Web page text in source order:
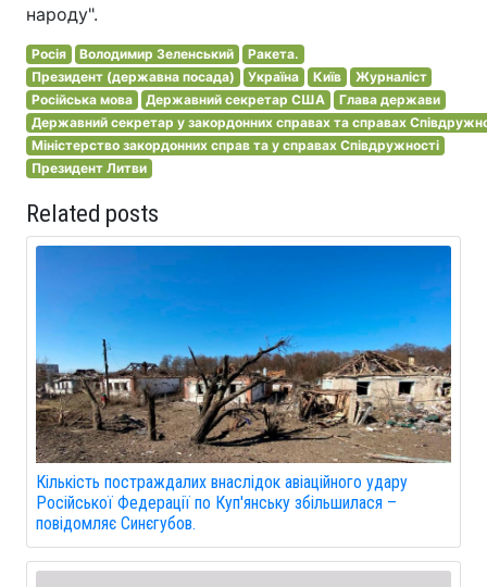
народу".
Росія Володимир Зеленський
Ракета.
Президент (державна посада)
Україна Київ
Журналіст
Російська мова
Державний секретар США
Глава держави
Державний секретар у закордонних справах та справах
Міністерство закордонних справ та у справах Співдружності
Президент Литви
Related posts
Кількість постраждалих внаслідок авіаційного удару
Російської Федерації по Куп'янську збільшилася –
повідомляє Синєгубов.